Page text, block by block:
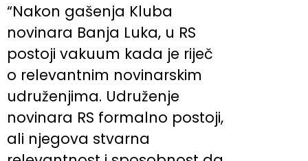
“Nakon gašenja Kluba
novinara Banja Luka, u RS
postoji vakuum kada je riječ
o relevantnim novinarskim
udruženjima. Udruženje
novinara RS formalno postoji,
ali njegova stvarna